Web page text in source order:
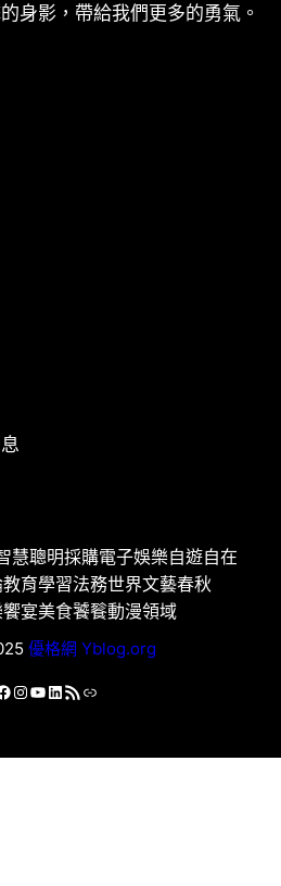
身影，帶給我們更多的勇氣。
慧聰明採購電子娛樂自遊自在
教育學習法務世界文藝春秋
宴美食饕餮動漫領域
優格網 Yblog.org
Instagram
YouTube
LinkedIn
RSS 資訊提供連結